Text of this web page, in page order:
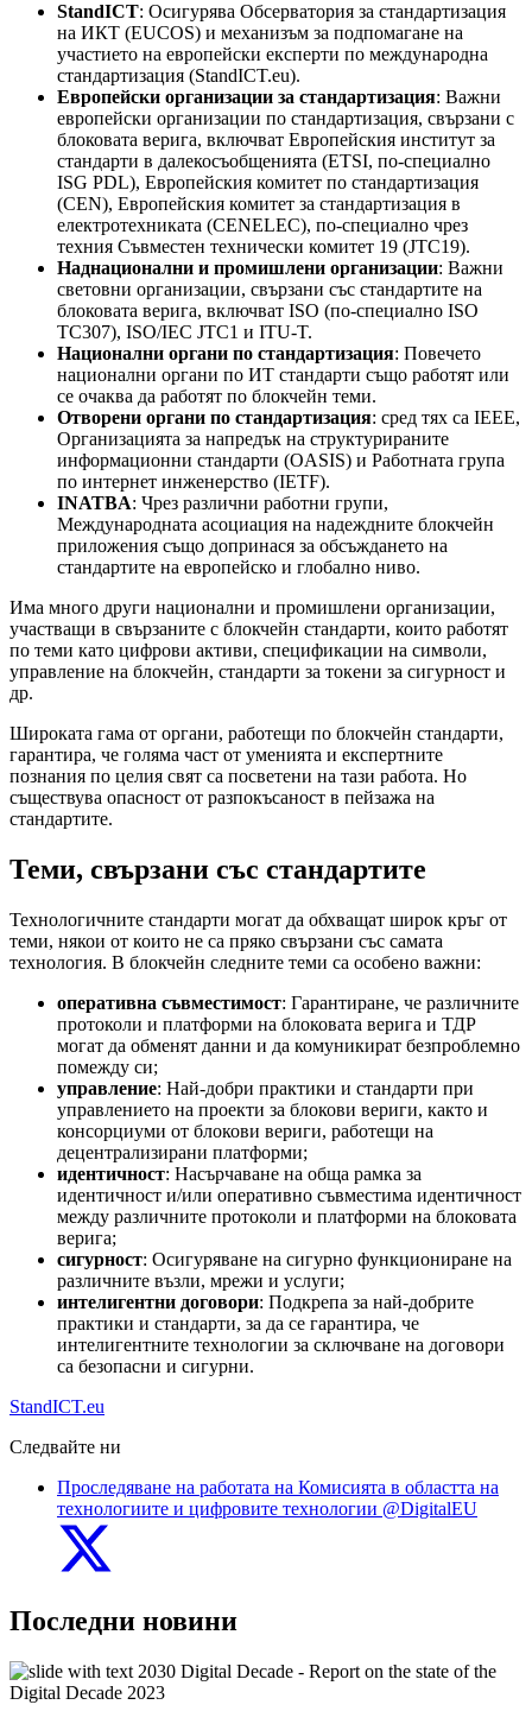
StandICT: Осигурява Обсерватория за стандартизация
на ИКТ (EUCOS) и механизъм за подпомагане на
участието на европейски експерти по международна
стандартизация (StandICT.eu).
Европейски организации за стандартизация: Важни
европейски организации по стандартизация, свързани с
блоковата верига, включват Европейския институт за
стандарти в далекосъобщенията (ETSI, по-специално
ISG PDL), Европейския комитет по стандартизация
(CEN), Европейския комитет за стандартизация в
електротехниката (CENELEC), по-специално чрез
техния Съвместен технически комитет 19 (JTC19).
Наднационални и промишлени организации: Важни
световни организации, свързани със стандартите на
блоковата верига, включват ISO (по-специално ISO
TC307), ISO/IEC JTC1 и ITU-T.
Национални органи по стандартизация: Повечето
национални органи по ИТ стандарти също работят или
се очаква да работят по блокчейн теми.
Отворени органи по стандартизация: сред тях са IEEE,
Организацията за напредък на структурираните
информационни стандарти (OASIS) и Работната група
по интернет инженерство (IETF).
INATBA: Чрез различни работни групи,
Международната асоциация на надеждните блокчейн
приложения също допринася за обсъждането на
стандартите на европейско и глобално ниво.
Има много други национални и промишлени организации,
участващи в свързаните с блокчейн стандарти, които работят
по теми като цифрови активи, спецификации на символи,
управление на блокчейн, стандарти за токени за сигурност и
др.
Широката гама от органи, работещи по блокчейн стандарти,
гарантира, че голяма част от уменията и експертните
познания по целия свят са посветени на тази работа. Но
съществува опасност от разпокъсаност в пейзажа на
стандартите.
Теми, свързани със стандартите
Технологичните стандарти могат да обхващат широк кръг от
теми, някои от които не са пряко свързани със самата
технология. В блокчейн следните теми са особено важни:
оперативна съвместимост: Гарантиране, че различните
протоколи и платформи на блоковата верига и ТДР
могат да обменят данни и да комуникират безпроблемно
помежду си;
управление: Най-добри практики и стандарти при
управлението на проекти за блокови вериги, както и
консорциуми от блокови вериги, работещи на
децентрализирани платформи;
идентичност: Насърчаване на обща рамка за
идентичност и/или оперативно съвместима идентичност
между различните протоколи и платформи на блоковата
верига;
сигурност: Осигуряване на сигурно функциониране на
различните възли, мрежи и услуги;
интелигентни договори: Подкрепа за най-добрите
практики и стандарти, за да се гарантира, че
интелигентните технологии за сключване на договори
са безопасни и сигурни.
StandICT.eu
Следвайте ни
Проследяване на работата на Комисията в областта на
технологиите и цифровите технологии @DigitalEU
Последни новини